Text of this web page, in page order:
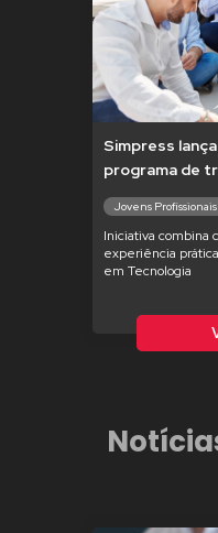
Simpress
programa de
Jovens
Iniciativa combina
experiência
em Tecnologia